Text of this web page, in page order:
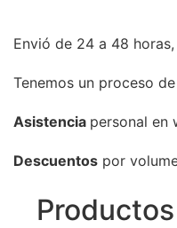
Envió de 24 a 48 horas,
Tenemos un proceso de
Asistencia personal en
Descuentos por